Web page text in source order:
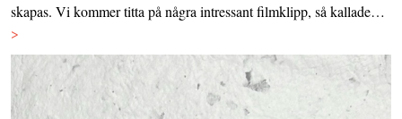
skapas. Vi kommer titta på några intressant filmklipp, så kallade…
>